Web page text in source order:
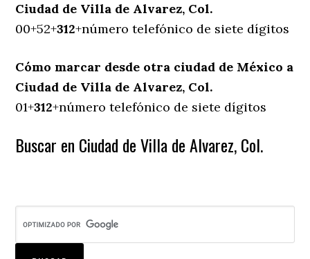
Ciudad de Villa de Alvarez, Col.
00+52+312+número telefónico de siete dígitos
Cómo marcar desde otra ciudad de México a
Ciudad de Villa de Alvarez, Col.
01+312+número telefónico de siete dígitos
Buscar en Ciudad de Villa de Alvarez, Col.